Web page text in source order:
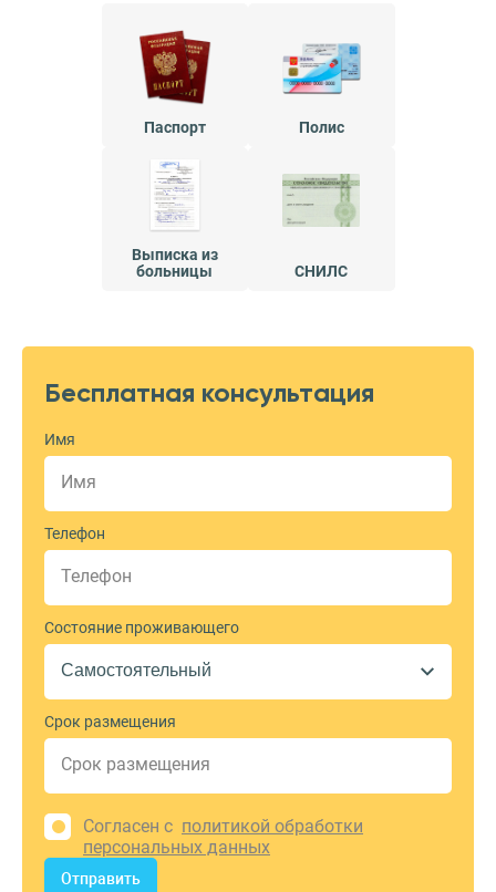
Паспорт Полис
Выписка из
больницы
СНИЛС
Бесплатная консультация
Имя
Телефон
Состояние проживающего
Срок размещения
Согласен с политикой обработки
персональных данных
Отправить